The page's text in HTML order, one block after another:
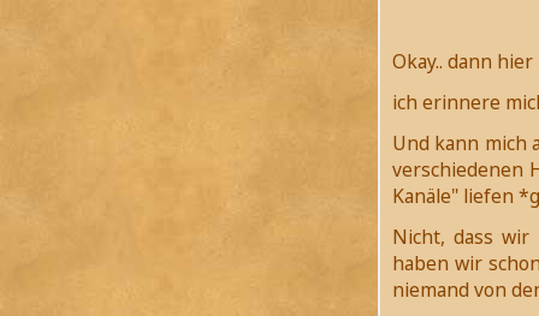
Okay.. dann
ich erinnere
Und kann mich
verschiedenen
Kanäle" liefen
Nicht, dass
haben wir
niemand von